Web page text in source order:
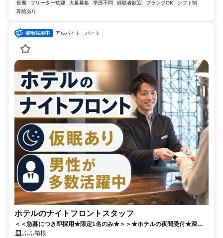
長期 フリーター歓迎 大量募集 学歴不問 経験者歓迎 ブランクOK
シフト制
昇給あり
アルバイト・パート
ホテルのナイトフロントスタッフ
＜＜急募につき即採用★限定1名のみ★＞＞★ホテルの夜間受付★深夜
帯は予約対応なし＋仮眠あり♪交通費支給★
ふふ箱根